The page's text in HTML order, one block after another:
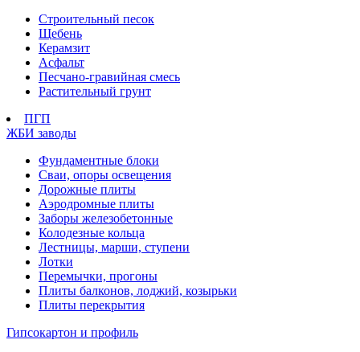
Строительный песок
Щебень
Керамзит
Асфальт
Песчано-гравийная смесь
Растительный грунт
ПГП
ЖБИ заводы
Фундаментные блоки
Сваи, опоры освещения
Дорожные плиты
Аэродромные плиты
Заборы железобетонные
Колодезные кольца
Лестницы, марши, ступени
Лотки
Перемычки, прогоны
Плиты балконов, лоджий, козырьки
Плиты перекрытия
Гипсокартон и профиль